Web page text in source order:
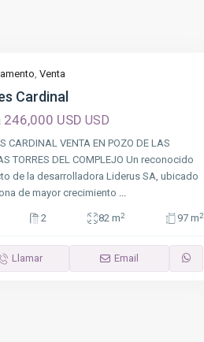
, Venta
Cardinal
246,000 USD USD
CARDINAL VENTA EN POZO DE LAS
TORRES DEL COMPLEJO Un reconocido
de la desarrolladora Liderus SA, ubicado
de mayor crecimiento ...
2 82 m2 97 m2
Llamar Email